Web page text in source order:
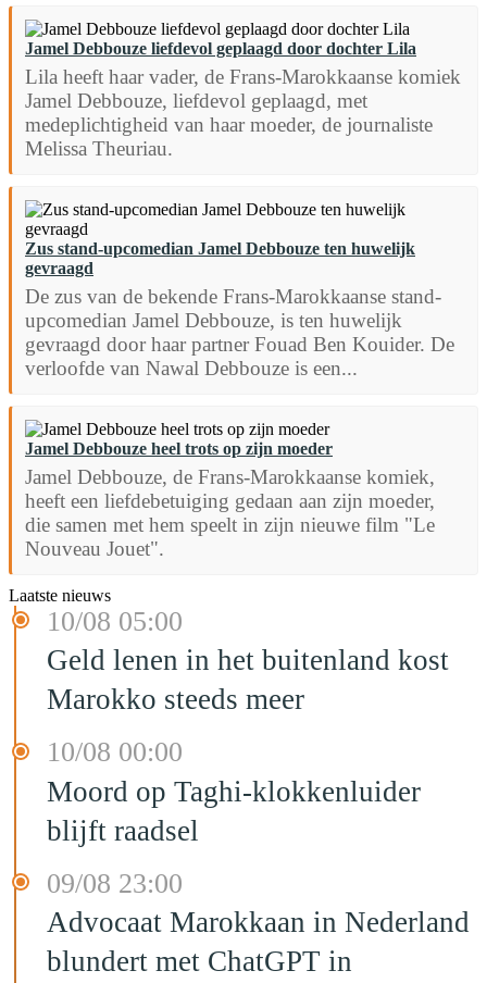
Jamel Debbouze liefdevol geplaagd door dochter Lila
Lila heeft haar vader, de Frans-Marokkaanse komiek
Jamel Debbouze, liefdevol geplaagd, met
medeplichtigheid van haar moeder, de journaliste
Melissa Theuriau.
Zus stand-upcomedian Jamel Debbouze ten huwelijk
gevraagd
De zus van de bekende Frans-Marokkaanse stand-
upcomedian Jamel Debbouze, is ten huwelijk
gevraagd door haar partner Fouad Ben Kouider. De
verloofde van Nawal Debbouze is een...
Jamel Debbouze heel trots op zijn moeder
Jamel Debbouze, de Frans-Marokkaanse komiek,
heeft een liefdebetuiging gedaan aan zijn moeder,
die samen met hem speelt in zijn nieuwe film "Le
Nouveau Jouet".
Laatste nieuws
10/08 05:00
Geld lenen in het buitenland kost
Marokko steeds meer
10/08 00:00
Moord op Taghi-klokkenluider
blijft raadsel
09/08 23:00
Advocaat Marokkaan in Nederland
blundert met ChatGPT in